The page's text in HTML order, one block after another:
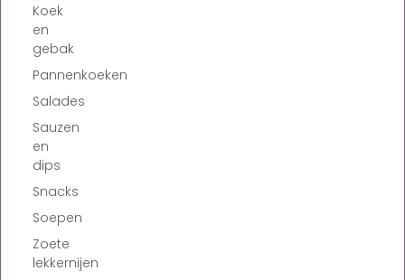
Koek
en
gebak
Pannenkoeken
Salades
Sauzen
en
dips
Snacks
Soepen
Zoete
lekkernijen